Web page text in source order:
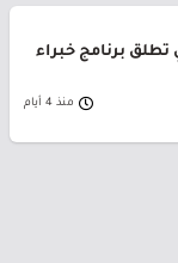
تطلق برنامج خبراء
منذ 4 أيام